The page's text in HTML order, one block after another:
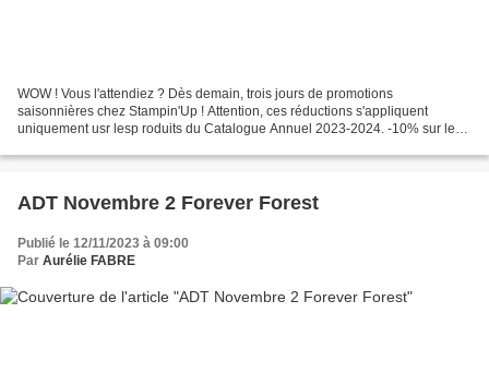
WOW ! Vous l'attendiez ? Dès demain, trois jours de promotions
saisonnières chez Stampin'Up ! Attention, ces réductions s'appliquent
uniquement usr lesp roduits du Catalogue Annuel 2023-2024. -10% sur les
ADT Novembre 2 Forever Forest
Publié le 12/11/2023 à 09:00
Par Aurélie FABRE